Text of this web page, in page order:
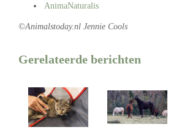
AnimaNaturalis
©Animalstoday.nl Jennie Cools
Gerelateerde berichten